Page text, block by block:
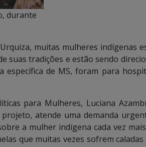
durante
muitas mulheres indígenas
suas tradições e estão sendo
específica de MS, foram para
para Mulheres, Luciana
atende uma demanda
a mulher indígena cada vez
que muitas vezes sofrem